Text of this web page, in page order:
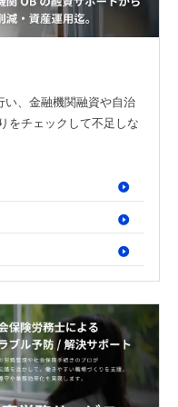
い、金融機関融資や自治
をチェックして不足しな